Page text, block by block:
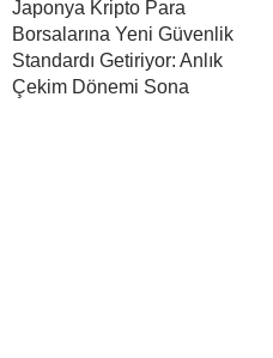
Japonya Kripto Para
Borsalarına Yeni Güvenlik
Standardı Getiriyor: Anlık
Çekim Dönemi Sona